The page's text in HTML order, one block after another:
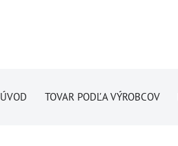
ÚVOD TOVAR PODĽA VÝROBCOV